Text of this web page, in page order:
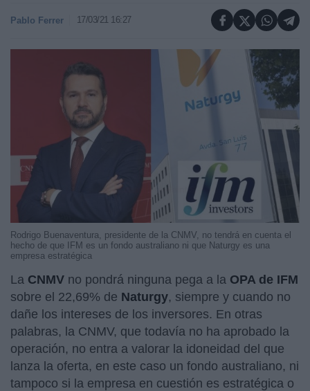
Pablo Ferrer 17/03/21 16:27
Rodrigo Buenaventura, presidente de la CNMV, no tendrá en cuenta el
hecho de que IFM es un fondo australiano ni que Naturgy es una
empresa estratégica
La CNMV no pondrá ninguna pega a la OPA de IFM
sobre el 22,69% de Naturgy, siempre y cuando no
dañe los intereses de los inversores. En otras
palabras, la CNMV, que todavía no ha aprobado la
operación, no entra a valorar la idoneidad del que
lanza la oferta, en este caso un fondo australiano, ni
tampoco si la empresa en cuestión es estratégica o